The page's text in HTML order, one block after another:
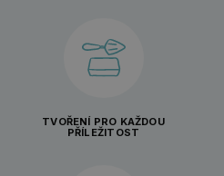
TVOŘENÍ PRO KAŽDOU
PŘÍLEŽITOST